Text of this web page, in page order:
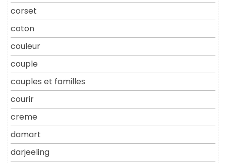
corset
coton
couleur
couple
couples et familles
courir
creme
damart
darjeeling